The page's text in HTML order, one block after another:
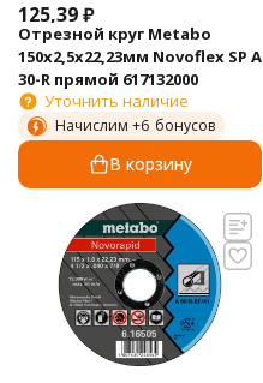
125,39₽
Отрезной круг Metabo
150х2,5х22,23мм Novoflex SP А
30-R прямой 617132000
Уточнить наличие
Начислим +6 бонусов
В корзину